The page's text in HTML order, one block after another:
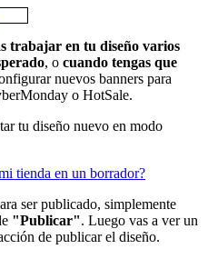
trabajar en tu diseño varios
, o cuando tengas que
nuevos banners para
o HotSale.
tu diseño nuevo en modo
tienda en un borrador?
ser publicado, simplemente
"Publicar". Luego vas a ver un
de publicar el diseño.